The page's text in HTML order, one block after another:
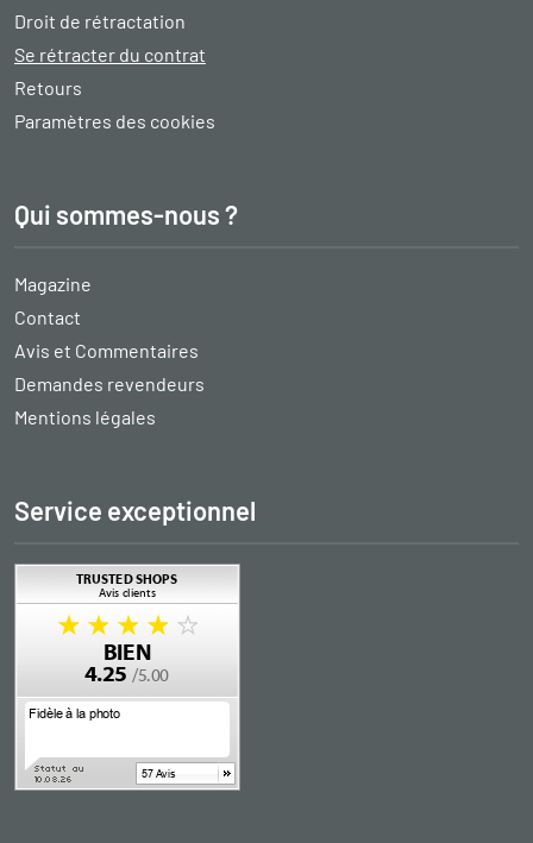
Droit de rétractation
Se rétracter du contrat
Retours
Paramètres des cookies
Qui sommes-nous ?
Magazine
Contact
Avis et Commentaires
Demandes revendeurs
Mentions légales
Service exceptionnel